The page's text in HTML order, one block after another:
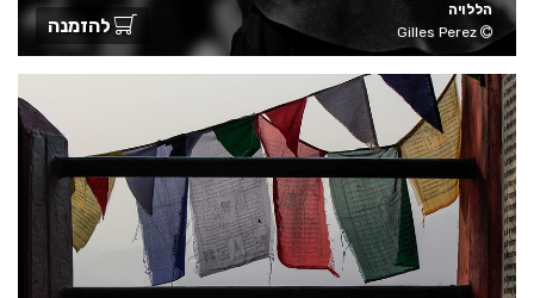
הללויה
Gilles Perez
להזמנה